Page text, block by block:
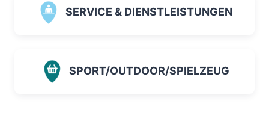
SERVICE & DIENSTLEISTUNGEN
SPORT/OUTDOOR/SPIELZEUG